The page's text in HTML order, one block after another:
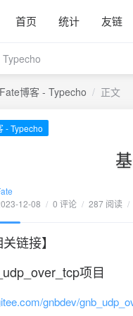
首页 统计 友链
Fate博客 - Typecho / 正文
- Typecho
12-08 / 0 评论 / 287 阅读 /
关链接】
项目
gnbdev/